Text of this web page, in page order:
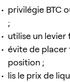
privilégie BTC
;
utilise un levier
évite de placer
position ;
lis le prix de